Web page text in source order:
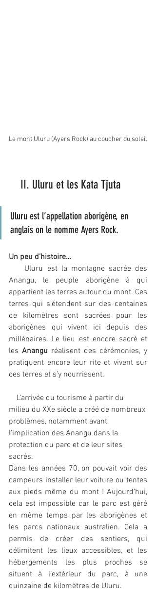
Le mont Uluru (Ayers Rock) au coucher du soleil
    II. Uluru et les Kata Tjuta
Uluru est l’appellation aborigène, en
anglais on le nomme Ayers Rock.
Un peu d’histoire…
Anangu, le peuple aborigène à qui
appartient les terres autour du mont. Ces
terres qui s’étendent sur des centaines
de kilomètres sont sacrées pour les
aborigènes qui vivent ici depuis des
millénaires. Le lieu est encore sacré et
les Anangu réalisent des cérémonies, y
pratiquent encore leur rite et vivent sur
ces terres et s’y nourrissent.
milieu du XXe siècle a créé de nombreux
problèmes, notamment avant
l’implication des Anangu dans la
protection du parc et de leur sites
sacrés.
Dans les années 70, on pouvait voir des
campeurs installer leur voiture ou tentes
aux pieds même du mont ! Aujourd’hui,
cela est impossible car le parc est géré
en même temps par les aborigènes et
les parcs nationaux australien. Cela a
permis de créer des sentiers, qui
délimitent les lieux accessibles, et les
hébergements les plus proches se
situent à l’extérieur du parc, à une
quinzaine de kilomètres de Uluru.